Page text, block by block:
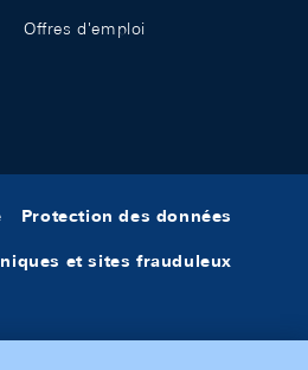
Offres d'emploi
Protection des données
et sites frauduleux